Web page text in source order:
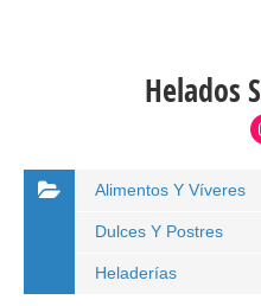
Helados
Alimentos Y Víveres
Dulces Y Postres
Heladerías